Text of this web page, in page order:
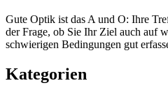
Gute Optik ist das A und O: Ihre
der Frage, ob Sie Ihr Ziel auch auf
schwierigen Bedingungen gut
Kategorien